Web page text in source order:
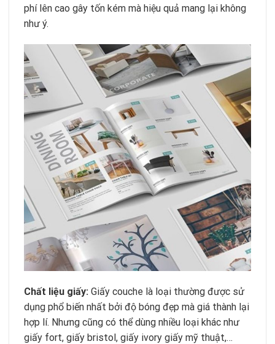
phí lên cao gây tốn kém mà hiệu quả mang lại không
như ý.
Chất liệu giấy: Giấy couche là loại thường được sử
dụng phổ biến nhất bởi độ bóng đẹp mà giá thành lại
hợp lí. Nhưng cũng có thể dùng nhiều loại khác như
giấy fort, giấy bristol, giấy ivory giấy mỹ thuật,…